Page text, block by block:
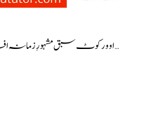
اوورکوٹ سبق مشہورِ زمانہ افسانہ ہے جس کو غلام عباس نے لکھا ہے غلام عباس کے افسانوں کی خوبی ان …